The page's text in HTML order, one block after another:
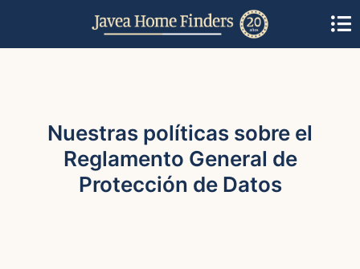
Nuestras políticas sobre el
Reglamento General de
Protección de Datos